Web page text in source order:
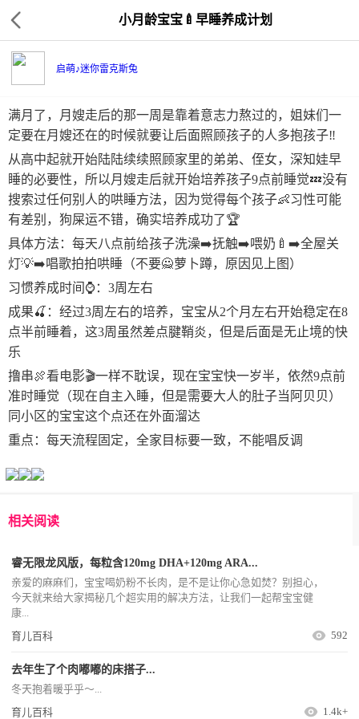
小月龄宝宝🍼早睡养成计划
启萌♪迷你雷克斯兔
满月了，月嫂走后的那一周是靠着意志力熬过的，姐妹们一
定要在月嫂还在的时候就要让后面照顾孩子的人多抱孩子‼️
从高中起就开始陆陆续续照顾家里的弟弟、侄女，深知娃早
睡的必要性，所以月嫂走后就开始培养孩子9点前睡觉💤没有
搜索过任何别人的哄睡方法，因为觉得每个孩子👶习性可能
有差别，狗屎运不错，确实培养成功了🏆
具体方法：每天八点前给孩子洗澡➡️抚触➡️喂奶🍼➡️全屋关
灯💡➡️唱歌拍拍哄睡（不要🙅萝卜蹲，原因见上图）
习惯养成时间⌚️：3周左右
成果🍒：经过3周左右的培养，宝宝从2个月左右开始稳定在8
点半前睡着，这3周虽然差点腱鞘炎，但是后面是无止境的快
乐
撸串🍖看电影🎬一样不耽误，现在宝宝快一岁半，依然9点前
准时睡觉（现在自主入睡，但是需要大人的肚子当阿贝贝）
同小区的宝宝这个点还在外面溜达
重点：每天流程固定，全家目标要一致，不能唱反调
相关阅读
睿无限龙风版，每粒含120mg DHA+120mg ARA...
亲爱的麻麻们，宝宝喝奶粉不长肉，是不是让你心急如焚？别担心，
今天就来给大家揭秘几个超实用的解决方法，让我们一起帮宝宝健
康...
育儿百科
592
去年生了个肉嘟嘟的床搭子...
冬天抱着暖乎乎～...
育儿百科
1.4k+